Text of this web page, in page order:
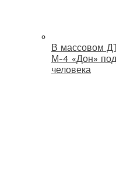
В массовом
М-4 «Дон»
человека